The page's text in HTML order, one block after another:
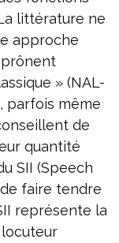
littérature ne
approche
prônent
» (NAL-
parfois même
de
quantité
SII (Speech
faire tendre
représente la
locuteur